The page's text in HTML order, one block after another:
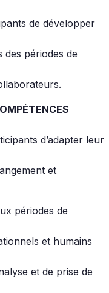
de développer
périodes de
d’adapter leur
et
périodes de
et humains
et de prise de